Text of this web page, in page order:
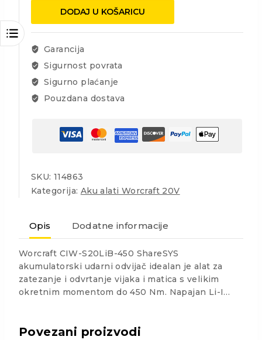
CIW-
450Nm,1/2",bez
četkica
DODAJ U KOŠARICU
Garancija
Sigurnost povrata
Sigurno plaćanje
Pouzdana dostava
SKU: 114863
Kategorija: Aku alati Worcraft 20V
Opis Dodatne informacije
Worcraft CIW-S20LiB-450 ShareSYS
akumulatorski udarni odvijač idealan je alat za
zatezanje i odvrtanje vijaka i matica s velikim
okretnim momentom do 450 Nm. Napajan Li-I…
Povezani proizvodi